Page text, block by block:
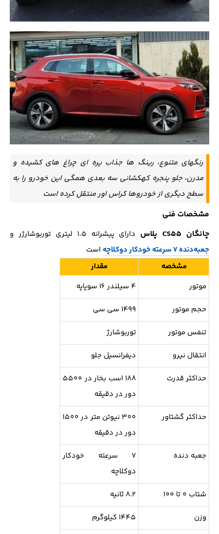
رنگهای متنوع، رینگ ها جذاب پره ای چراغ های کشیده و
مدرن، جلو پنجره کهکشانی سه بعدی همگی این خودرو را به
سطح دیگری از خودروها کراس اور منتقل کرده است
مشخصات فنی
چانگان CS55 پلاس
دارای پیشرانه 1.5 لیتری توربوشارژر و
جعبه‌دنده 7 سرعته خودکار دوکلاچه
است
مقدار
مشخصه
4 سیلندر 16 سوپاپه
موتور
1499 سی سی حجم موتور
توربوشارژ تنفس موتور
دیفرانسیل جلو انتقال نیرو
188 اسب بخار در 5500
دور در دقیقه
حداکثر قدرت
300 نیوتن متر در 1500
دور در دقیقه
حداکثر گشتاور
7 سرعته خودکار
دوکلاچه
جعبه دنده
8.2 ثانیه شتاب 0 تا 100
1445 کیلوگرم وزن